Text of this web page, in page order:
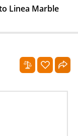
Linea Marble